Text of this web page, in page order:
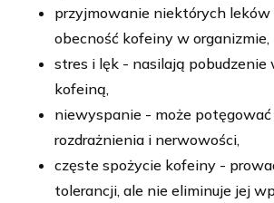
przyjmowanie niektórych leków
obecność kofeiny w organizmie,
stres i lęk - nasilają pobudzenie
kofeiną,
niewyspanie - może potęgować
rozdrażnienia i nerwowości,
częste spożycie kofeiny -
tolerancji, ale nie eliminuje jej